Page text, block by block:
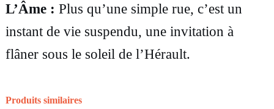
L’Âme : Plus qu’une simple rue, c’est un
instant de vie suspendu, une invitation à
flâner sous le soleil de l’Hérault.
Produits similaires